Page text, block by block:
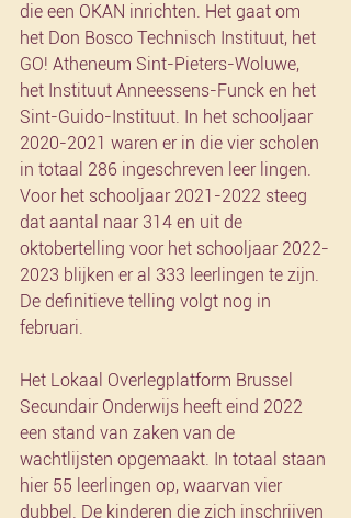
die een OKAN inrichten. Het gaat om
het Don Bosco Technisch Instituut, het
GO! Atheneum Sint-Pieters-Woluwe,
het Instituut Anneessens-Funck en het
Sint-Guido-Instituut. In het schooljaar
2020-2021 waren er in die vier scholen
in totaal 286 ingeschreven leer lingen.
Voor het schooljaar 2021-2022 steeg
dat aantal naar 314 en uit de
oktobertelling voor het schooljaar 2022-
2023 blijken er al 333 leerlingen te zijn.
De definitieve telling volgt nog in
februari.
Het Lokaal Overlegplatform Brussel
Secundair Onderwijs heeft eind 2022
een stand van zaken van de
wachtlijsten opgemaakt. In totaal staan
hier 55 leerlingen op, waarvan vier
dubbel. De kinderen die zich inschrijven